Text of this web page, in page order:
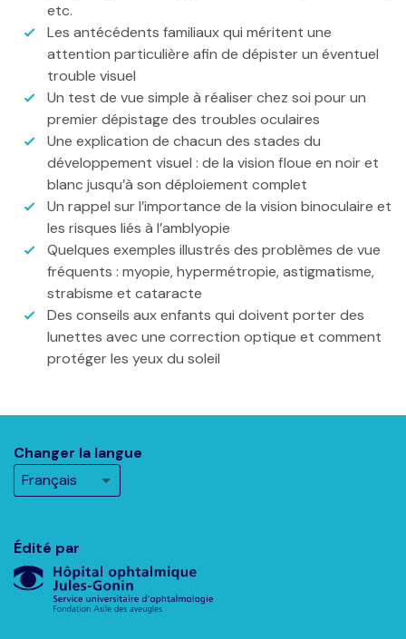
etc.
Les antécédents familiaux qui méritent une
attention particulière afin de dépister un éventuel
trouble visuel
Un test de vue simple à réaliser chez soi pour un
premier dépistage des troubles oculaires
Une explication de chacun des stades du
développement visuel : de la vision floue en noir et
blanc jusqu’à son déploiement complet
Un rappel sur l’importance de la vision binoculaire et
les risques liés à l’amblyopie
Quelques exemples illustrés des problèmes de vue
fréquents : myopie, hypermétropie, astigmatisme,
strabisme et cataracte
Des conseils aux enfants qui doivent porter des
lunettes avec une correction optique et comment
protéger les yeux du soleil
Édité par
Changer la langue